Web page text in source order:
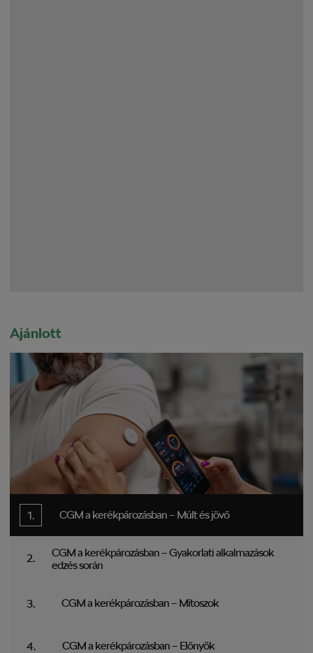
Ajánlott
CGM a kerékpározásban – Múlt és jövő
CGM a kerékpározásban – Gyakorlati alkalmazások
edzés során
CGM a kerékpározásban – Mítoszok
CGM a kerékpározásban – Előnyök